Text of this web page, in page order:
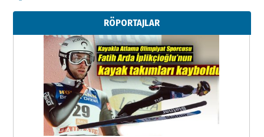
Metin Külünk: Aileyi Korumak
Geleceği Korumaktır
11 Mayıs 2026 Pazartesi
RÖPORTAJLAR